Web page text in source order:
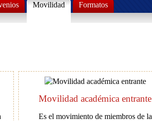
Movilidad Formatos
Movilidad académica entrante
Es el movimiento de miembros de la